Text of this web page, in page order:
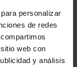
personalizar
de redes
web con
y análisis